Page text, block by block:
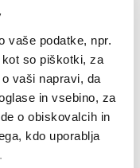
vaše podatke, npr.
so piškotki, za
vaši napravi, da
in vsebino, za
o obiskovalcih in
kdo uporablja